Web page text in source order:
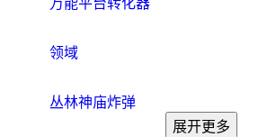
领域
丛林神庙炸弹
展开更多